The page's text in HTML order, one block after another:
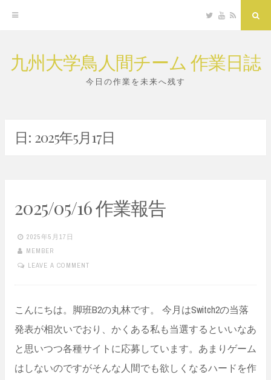
Skip
Twitter
YouTube
RSS
九州大学鳥人間チーム 作業日誌
今日の作業を未来へ残す
日: 2025年5月17日
2025/05/16 作業報告
2025年5月17日
MEMBER
LEAVE A COMMENT
こんにちは。脚班B2の丸林です。 今月はSwitch2の当落
発表が相次いでおり、かくある私も当選するといいなあ
と思いつつ各種サイトに応募しています。あまりゲーム
はしないのですがそんな人間でも欲しくなるハードを作